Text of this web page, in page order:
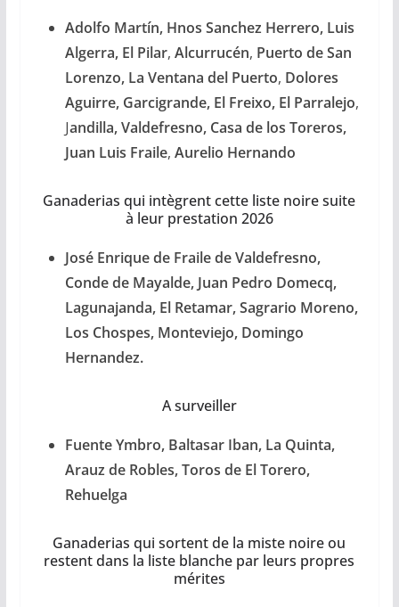
Adolfo Martín, Hnos Sanchez Herrero, Luis
Algerra, El Pilar, Alcurrucén, Puerto de San
Lorenzo, La Ventana del Puerto, Dolores
Aguirre, Garcigrande, El Freixo, El Parralejo,
Jandilla, Valdefresno, Casa de los Toreros,
Juan Luis Fraile, Aurelio Hernando
Ganaderias qui intègrent cette liste noire suite
à leur prestation 2026
José Enrique de Fraile de Valdefresno,
Conde de Mayalde, Juan Pedro Domecq,
Lagunajanda, El Retamar, Sagrario Moreno,
Los Chospes, Monteviejo, Domingo
Hernandez.
A surveiller
Fuente Ymbro, Baltasar Iban, La Quinta,
Arauz de Robles, Toros de El Torero,
Rehuelga
Ganaderias qui sortent de la miste noire ou
restent dans la liste blanche par leurs propres
mérites